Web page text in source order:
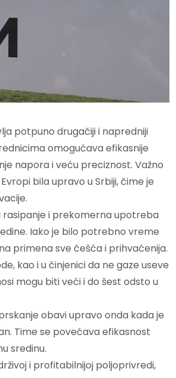
potpuno drugačiji i napredniji
omogućava efikasnije
napora i veću preciznost. Važno
bila upravo u Srbiji, čime je
rasipanje i prekomerna upotreba
Iako je bilo potrebno vreme
primena sve češća i prihvaćenija.
kao i u činjenici da ne gaze useve
mogu biti veći i do šest odsto u
obavi upravo onda kada je
Time se povećava efikasnost
sredinu.
i profitabilnijoj poljoprivredi,